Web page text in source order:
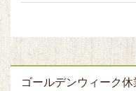
ゴールデンウィーク